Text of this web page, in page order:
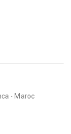
- Maroc